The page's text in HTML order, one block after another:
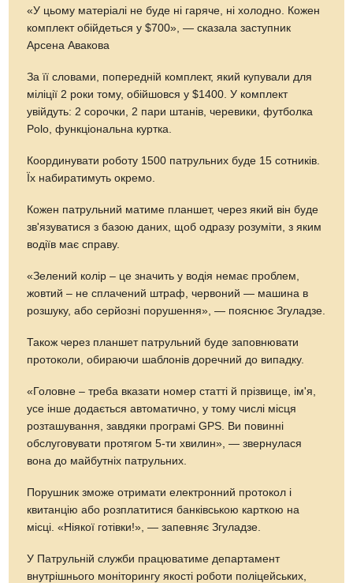
«У цьому матеріалі не буде ні гаряче, ні холодно. Кожен
комплект обійдеться у $700», — сказала заступник
Арсена Авакова
За її словами, попередній комплект, який купували для
міліції 2 роки тому, обійшовся у $1400. У комплект
увійдуть: 2 сорочки, 2 пари штанів, черевики, футболка
Polo, функціональна куртка.
Координувати роботу 1500 патрульних буде 15 сотників.
Їх набиратимуть окремо.
Кожен патрульний матиме планшет, через який він буде
зв'язуватися з базою даних, щоб одразу розуміти, з яким
водіїв має справу.
«Зелений колір – це значить у водія немає проблем,
жовтий – не сплачений штраф, червоний — машина в
розшуку, або серйозні порушення», — пояснює Згуладзе.
Також через планшет патрульний буде заповнювати
протоколи, обираючи шаблонів доречний до випадку.
«Головне – треба вказати номер статті й прізвище, ім'я,
усе інше додається автоматично, у тому числі місця
розташування, завдяки програмі GPS. Ви повинні
обслуговувати протягом 5-ти хвилин», — звернулася
вона до майбутніх патрульних.
Порушник зможе отримати електронний протокол і
квитанцію або розплатитися банківською карткою на
місці. «Ніякої готівки!», — запевняє Згуладзе.
У Патрульній служби працюватиме департамент
внутрішнього моніторингу якості роботи поліцейських,